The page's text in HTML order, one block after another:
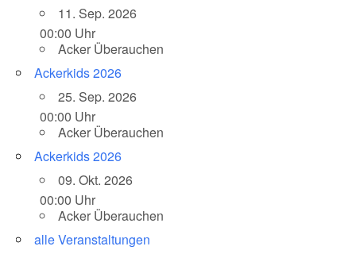
11. Sep. 2026
00:00 Uhr
Acker Überauchen
Ackerkids 2026
25. Sep. 2026
00:00 Uhr
Acker Überauchen
Ackerkids 2026
09. Okt. 2026
00:00 Uhr
Acker Überauchen
alle Veranstaltungen